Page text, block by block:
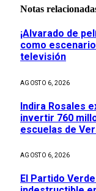
Notas
¡Alvarado de
como
televisión
AGOSTO 6, 2026
Indira Rosales
invertir 760
escuelas de
AGOSTO 6, 2026
El Partido